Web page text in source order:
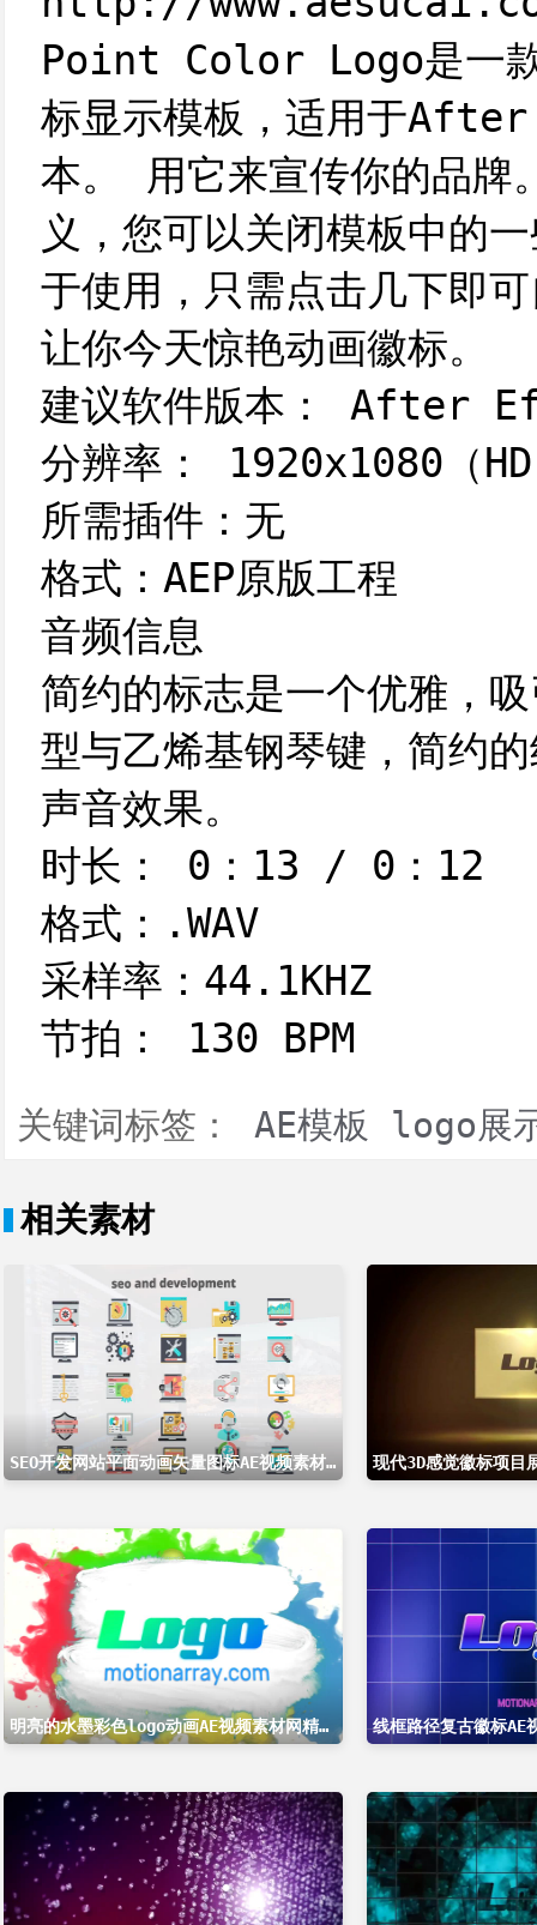
Point Color Logo是一款
标显示模板，适用于
本。 用它来宣传你的品牌
义，您可以关闭模板中的
于使用，只需点击几下即
让你今天惊艳动画徽标。
建议软件版本： After
分辨率： 1920x1080（
所需插件：无
格式：AEP原版工程
音频信息
简约的标志是一个优雅，
型与乙烯基钢琴键，简约
声音效果。
时长： 0：13 / 0：12
格式：.WAV
采样率：44.1KHZ
节拍： 130 BPM
关键词标签： AE模板 logo展
相关素材
SEO开发网站平面动画矢量图标AE视频素材网精选AE模板
明亮的水墨彩色logo动画AE视频素材网精选AE模板 线框路径复古徽标AE